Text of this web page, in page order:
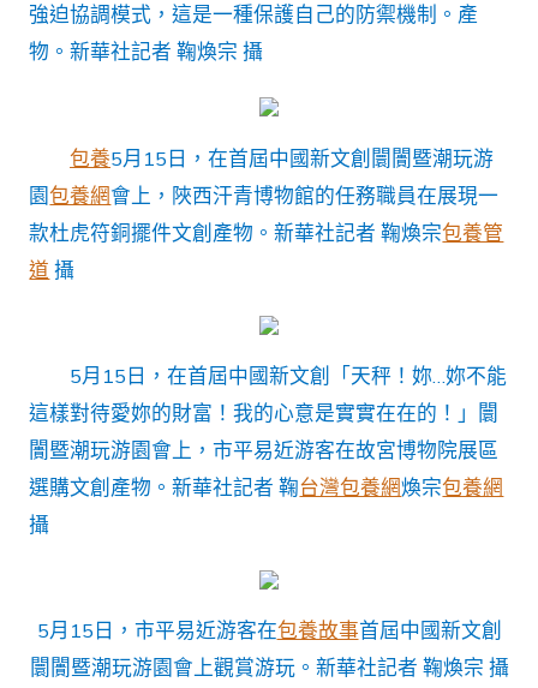
強迫協調模式，這是一種保護自己的防禦機制。產
物。新華社記者 鞠煥宗 攝
包養5月15日，在首屆中國新文創闤闠暨潮玩游
園包養網會上，陜西汗青博物館的任務職員在展現一
款杜虎符銅擺件文創產物。新華社記者 鞠煥宗包養管
道 攝
5月15日，在首屆中國新文創「天秤！妳…妳不能
這樣對待愛妳的財富！我的心意是實實在在的！」闤
闠暨潮玩游園會上，市平易近游客在故宮博物院展區
選購文創產物。新華社記者 鞠台灣包養網煥宗包養網
攝
5月15日，市平易近游客在包養故事首屆中國新文創
闤闠暨潮玩游園會上觀賞游玩。新華社記者 鞠煥宗 攝